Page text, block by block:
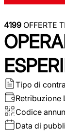
4199 OFFERTE
Tipo di
Retribuzione
Codice
Data di